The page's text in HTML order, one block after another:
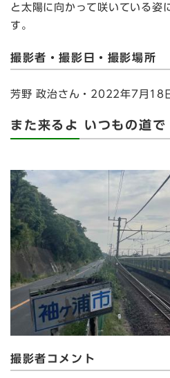
と太陽に向かって咲いている姿
す。
撮影者・撮影日・撮影場所
芳野 政治さん・2022年7月18
また来るよ いつもの道で
撮影者コメント